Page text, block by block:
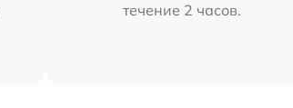
течение 2 часов.